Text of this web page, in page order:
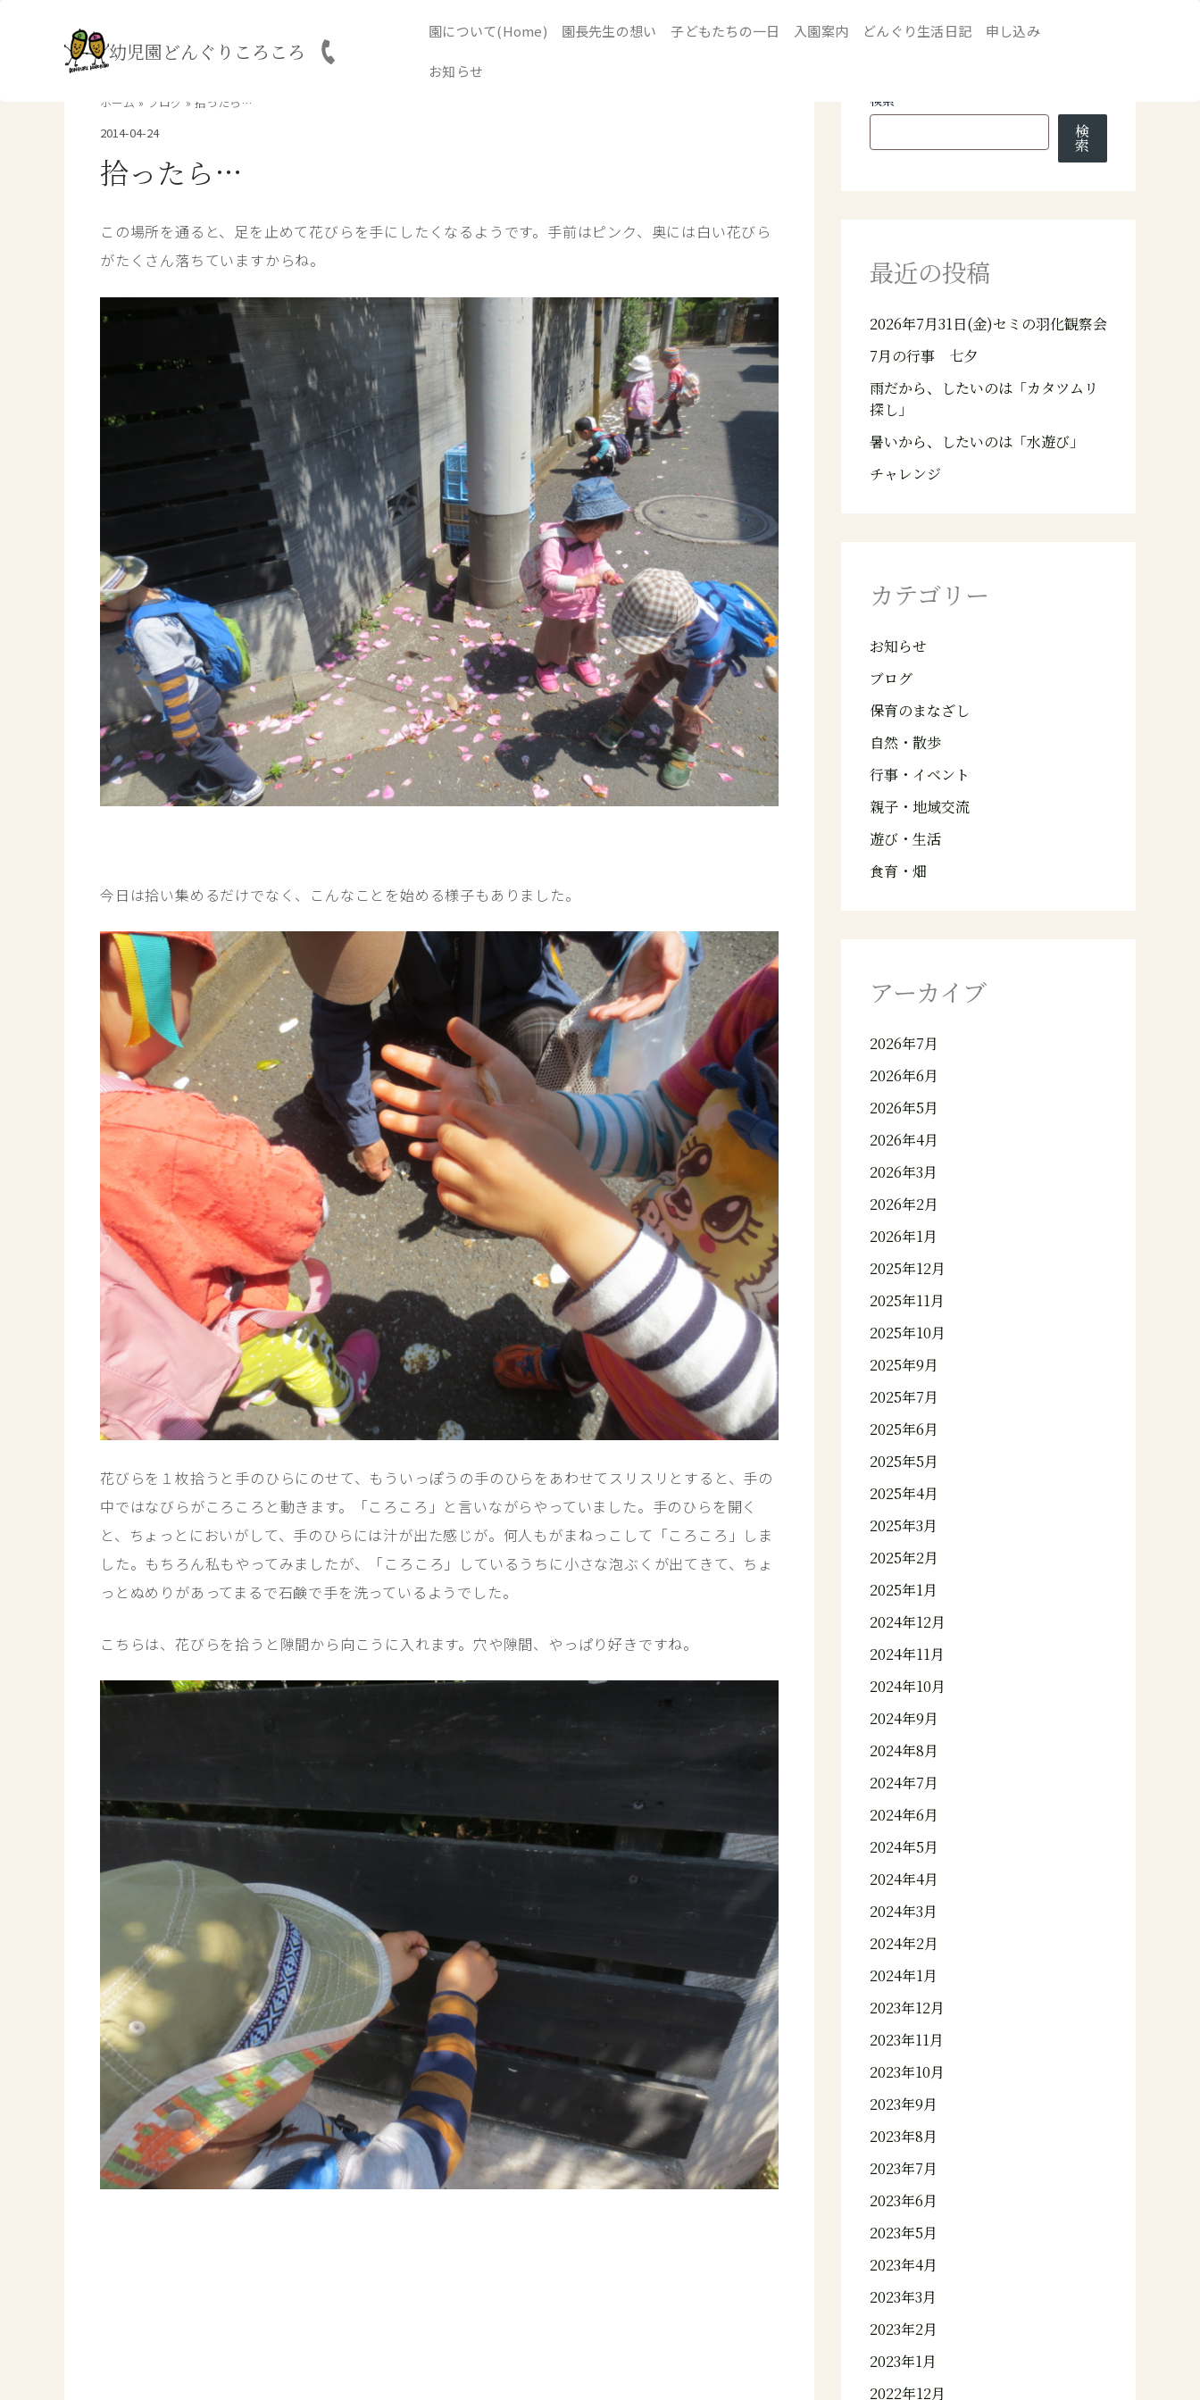
幼児園どんぐりころころ
園について(Home) 園長先生の想い 子どもたちの一日 入園案内 どんぐり生活日記 申し込み
お知らせ
ホーム ブログ
拾ったら…
2014-04-24
拾ったら…
この場所を通ると、足を止めて花びらを手にしたくなるようです。手前はピンク、奥には白い花びら
がたくさん落ちていますからね。
今日は拾い集めるだけでなく、こんなことを始める様子もありました。
花びらを１枚拾うと手のひらにのせて、もういっぽうの手のひらをあわせてスリスリとすると、手の
中ではなびらがころころと動きます。「ころころ」と言いながらやっていました。手のひらを開く
と、ちょっとにおいがして、手のひらには汁が出た感じが。何人もがまねっこして「ころころ」しま
した。もちろん私もやってみましたが、「ころころ」しているうちに小さな泡ぶくが出てきて、ちょ
っとぬめりがあってまるで石鹸で手を洗っているようでした。
こちらは、花びらを拾うと隙間から向こうに入れます。穴や隙間、やっぱり好きですね。
検索
検
索
最近の投稿
2026年7月31日(金)セミの羽化観察会
7月の行事 七夕
雨だから、したいのは「カタツムリ
探し」
暑いから、したいのは「水遊び」
チャレンジ
カテゴリー
お知らせ
ブログ
保育のまなざし
自然・散歩
行事・イベント
親子・地域交流
遊び・生活
食育・畑
アーカイブ
2026年7月
2026年6月
2026年5月
2026年4月
2026年3月
2026年2月
2026年1月
2025年12月
2025年11月
2025年10月
2025年9月
2025年7月
2025年6月
2025年5月
2025年4月
2025年3月
2025年2月
2025年1月
2024年12月
2024年11月
2024年10月
2024年9月
2024年8月
2024年7月
2024年6月
2024年5月
2024年4月
2024年3月
2024年2月
2024年1月
2023年12月
2023年11月
2023年10月
2023年9月
2023年8月
2023年7月
2023年6月
2023年5月
2023年4月
2023年3月
2023年2月
2023年1月
2022年12月